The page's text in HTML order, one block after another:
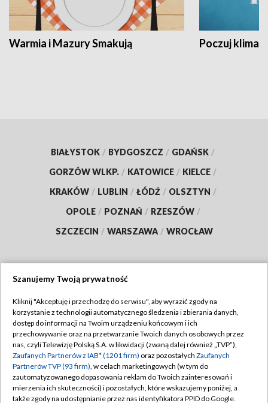
Warmia i Mazury Smakują Poczuj klimat
BIAŁYSTOK / BYDGOSZCZ / GDAŃSK /
GORZÓW WLKP. / KATOWICE / KIELCE /
KRAKÓW / LUBLIN / ŁÓDŹ / OLSZTYN /
OPOLE / POZNAŃ / RZESZÓW /
SZCZECIN / WARSZAWA / WROCŁAW
TVP
Abonament TVP
Emisja w TVP
Centrum informacji TVP
Naziemna Telewizja Cyfrowa
Regulamin TVP
Polityka prywatności
Moje zgody
Pomoc
Szanujemy Twoją prywatność
Kliknij "Akceptuję i przechodzę do serwisu", aby wyrazić zgody na
korzystanie z technologii automatycznego śledzenia i zbierania danych,
dostęp do informacji na Twoim urządzeniu końcowym i ich
przechowywanie oraz na przetwarzanie Twoich danych osobowych przez
nas, czyli Telewizję Polską S.A. w likwidacji (zwaną dalej również „TVP”),
Zaufanych Partnerów z IAB* (1201 firm) oraz pozostałych Zaufanych
Partnerów TVP (93 firm), w celach marketingowych (w tym do
zautomatyzowanego dopasowania reklam do Twoich zainteresowań i
mierzenia ich skuteczności) i pozostałych, które wskazujemy poniżej, a
także zgody na udostępnianie przez nas identyfikatora PPID do Google.